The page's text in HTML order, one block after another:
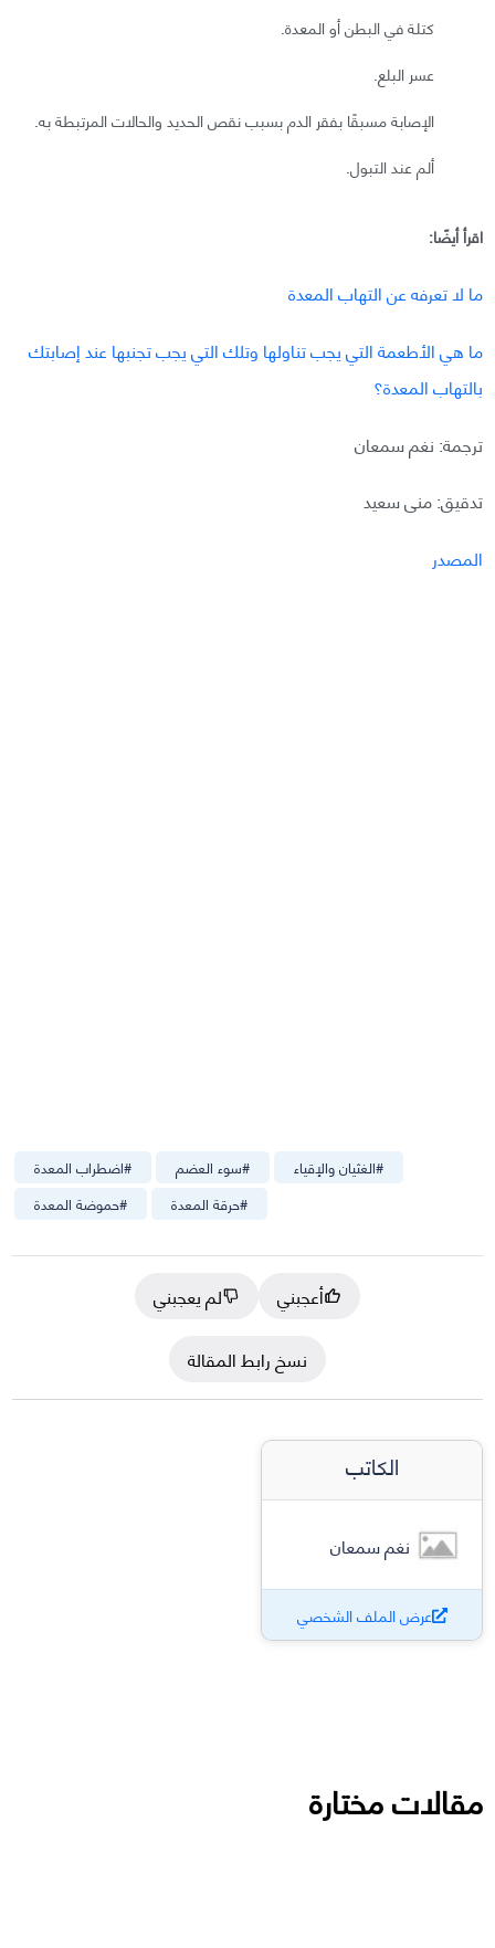
كتلة في البطن أو المعدة.
عسر البلع.
الإصابة مسبقًا بفقر الدم بسبب نقص الحديد والحالات المرتبطة به.
ألم عند التبول.
اقرأ أيضًا:
ما لا تعرفه عن التهاب المعدة
ما هي الأطعمة التي يجب تناولها وتلك التي يجب تجنبها عند إصابتك
بالتهاب المعدة؟
ترجمة: نغم سمعان
تدقيق: منى سعيد
المصدر
#اضطراب المعدة #سوء العضم #الغثيان والإقياء
#حموضة المعدة #حرقة المعدة
أعجبني
لم يعجبني
نسخ رابط المقالة
الكاتب
نغم سمعان
عرض الملف الشخصي
مقالات مختارة